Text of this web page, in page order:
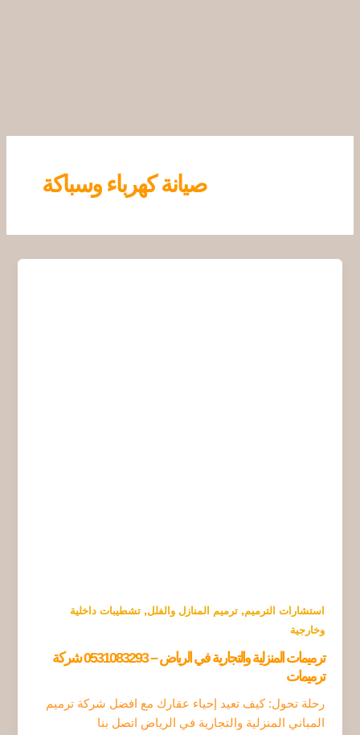
صيانة كهرباء وسباكة
استشارات الترميم,ترميم المنازل والفلل,تشطيبات داخلية
وخارجية
ترميمات المنزلية والتجارية في الرياض – 0531083293 شركة
ترميمات
رحلة تحول: كيف تعيد إحياء عقارك مع افضل شركة ترميم
المباني المنزلية والتجارية في الرياض اتصل بنا